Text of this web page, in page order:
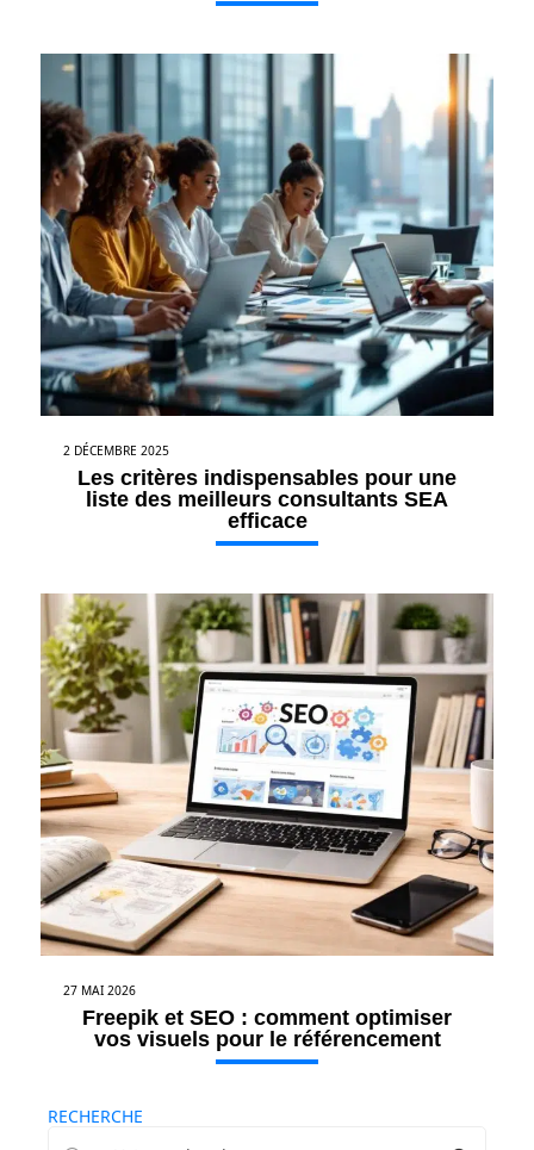
2 DÉCEMBRE 2025
Les critères indispensables pour une
liste des meilleurs consultants SEA
efficace
27 MAI 2026
Freepik et SEO : comment optimiser
vos visuels pour le référencement
RECHERCHE